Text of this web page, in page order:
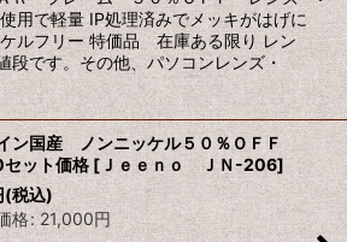
用で軽量 IP処理済みでメッキがはげに
ルフリー 特価品 在庫ある限り レン
段です。その他、パソコンレンズ・
ン国産 ノンニッケル５０％ＯＦＦ
ット価格 [Ｊｅｅｎｏ ＪＮ-206]
(税込)
格: 21,000円